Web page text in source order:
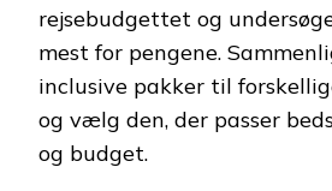
rejsebudgettet og
mest for pengene.
inclusive pakker til
og vælg den, der passer
og budget.